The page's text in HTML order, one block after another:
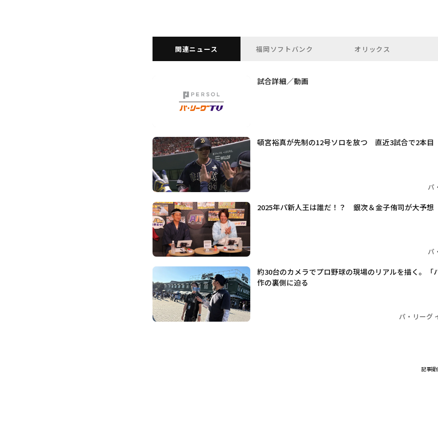
関連ニュース 福岡ソフトバンク オリックス
試合詳細／動画
頓宮裕真が先制の12号ソロを放つ 直近3試合で2本目
パ
2025年パ新人王は誰だ！？ 銀次＆金子侑司が大予想
パ
約30台のカメラでプロ野球の現場のリアルを描く。「
作の裏側に迫る
パ・リーグ
記事提